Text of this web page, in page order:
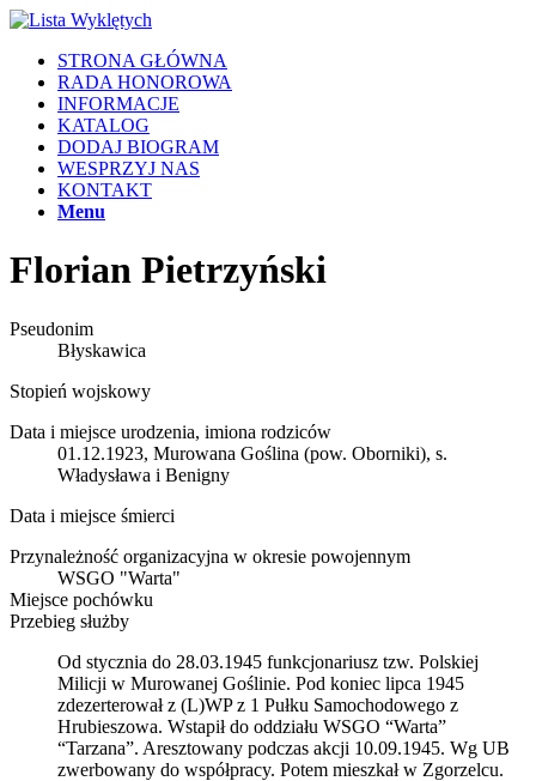
STRONA GŁÓWNA
RADA HONOROWA
INFORMACJE
KATALOG
DODAJ BIOGRAM
WESPRZYJ NAS
KONTAKT
Menu
Florian Pietrzyński
Pseudonim
Błyskawica
Stopień wojskowy
Data i miejsce urodzenia, imiona rodziców
01.12.1923, Murowana Goślina (pow. Oborniki), s.
Władysława i Benigny
Data i miejsce śmierci
Przynależność organizacyjna w okresie powojennym
WSGO "Warta"
Miejsce pochówku
Przebieg służby
Od stycznia do 28.03.1945 funkcjonariusz tzw. Polskiej
Milicji w Murowanej Goślinie. Pod koniec lipca 1945
zdezerterował z (L)WP z 1 Pułku Samochodowego z
Hrubieszowa. Wstapił do oddziału WSGO “Warta”
“Tarzana”. Aresztowany podczas akcji 10.09.1945. Wg UB
zwerbowany do współpracy. Potem mieszkał w Zgorzelcu.